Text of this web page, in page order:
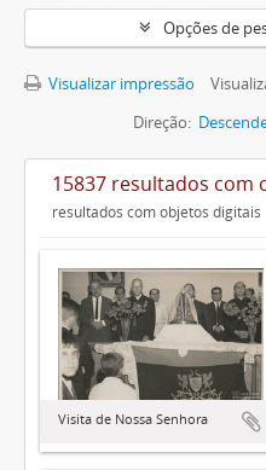
Opções de
Visualizar impressão
Direção:
15837 resultados com
resultados com objetos digitais
Visita de Nossa Senhora